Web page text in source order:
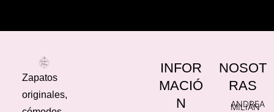
Zapatos
originales,
INFOR
MACIÓ
N
NOSOT
RAS
ANDREA
MILIÁN